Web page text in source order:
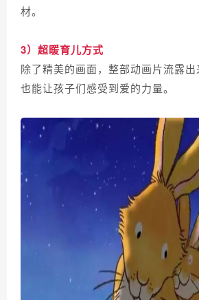
材。
3）超暖育儿方式
除了精美的画面，整部动画片流露出
也能让孩子们感受到爱的力量。